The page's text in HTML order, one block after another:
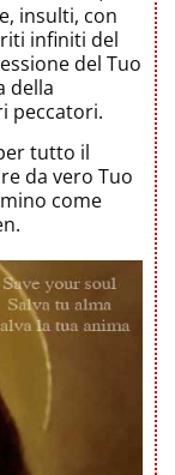
insulti, con
infiniti del
del Tuo
della
peccatori.
tutto il
da vero Tuo
come